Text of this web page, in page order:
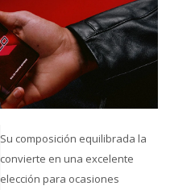
Su composición equilibrada la
convierte en una excelente
elección para ocasiones